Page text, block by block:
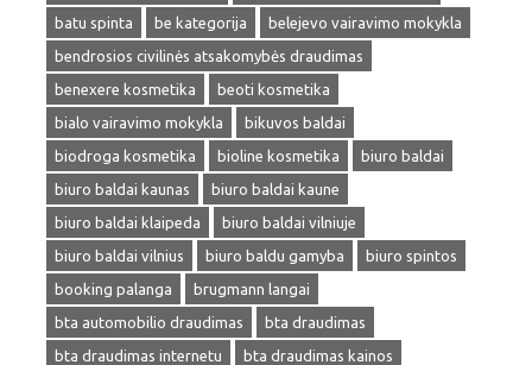
batu spinta
be kategorija
belejevo vairavimo mokykla
bendrosios civilinės atsakomybės draudimas
benexere kosmetika
beoti kosmetika
bialo vairavimo mokykla
bikuvos baldai
biodroga kosmetika
bioline kosmetika
biuro baldai
biuro baldai kaunas
biuro baldai kaune
biuro baldai klaipeda
biuro baldai vilniuje
biuro baldai vilnius
biuro baldu gamyba
biuro spintos
booking palanga
brugmann langai
bta automobilio draudimas
bta draudimas
bta draudimas internetu
bta draudimas kainos